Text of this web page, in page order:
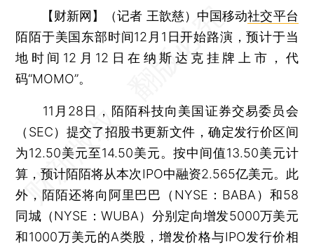
【财新网】（记者 王歆慈） 中国移动社交平台
陌陌于美国东部时间12月1日开始路演，预计于当
地时间12月12日在纳斯达克挂牌上市，代
码“MOMO”。
11月28日，陌陌科技向美国证券交易委员会
（SEC）提交了招股书更新文件，确定发行价区间
为12.50美元至14.50美元。按中间值13.50美元计
算，预计陌陌将从本次IPO中融资2.565亿美元。此
外，陌陌还将向阿里巴巴（NYSE：BABA）和58
同城（NYSE：WUBA）分别定向增发5000万美元
和1000万美元的A类股，增发价格与IPO发行价相